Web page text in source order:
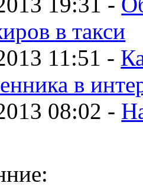
в такси
11:51 -
в
08:02 -